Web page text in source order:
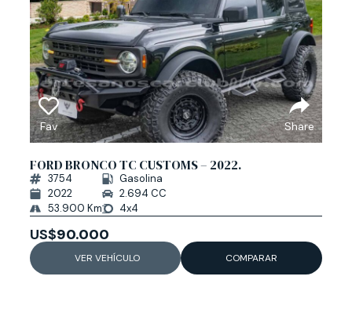
Fav Share
FORD BRONCO TC CUSTOMS – 2022.
3754
2022
53.900 Km
Gasolina
2.694 CC
4x4
US$90.000
VER VEHÍCULO COMPARAR